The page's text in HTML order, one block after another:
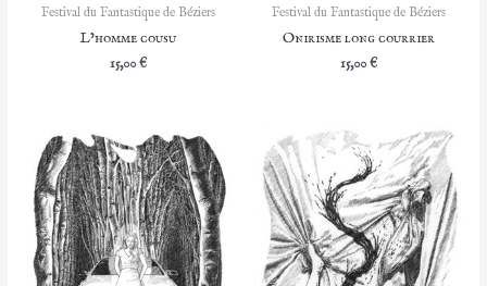
Festival du Fantastique de Béziers
L’homme cousu
15,00€
Festival du Fantastique de Béziers
Onirisme long courrier
15,00€